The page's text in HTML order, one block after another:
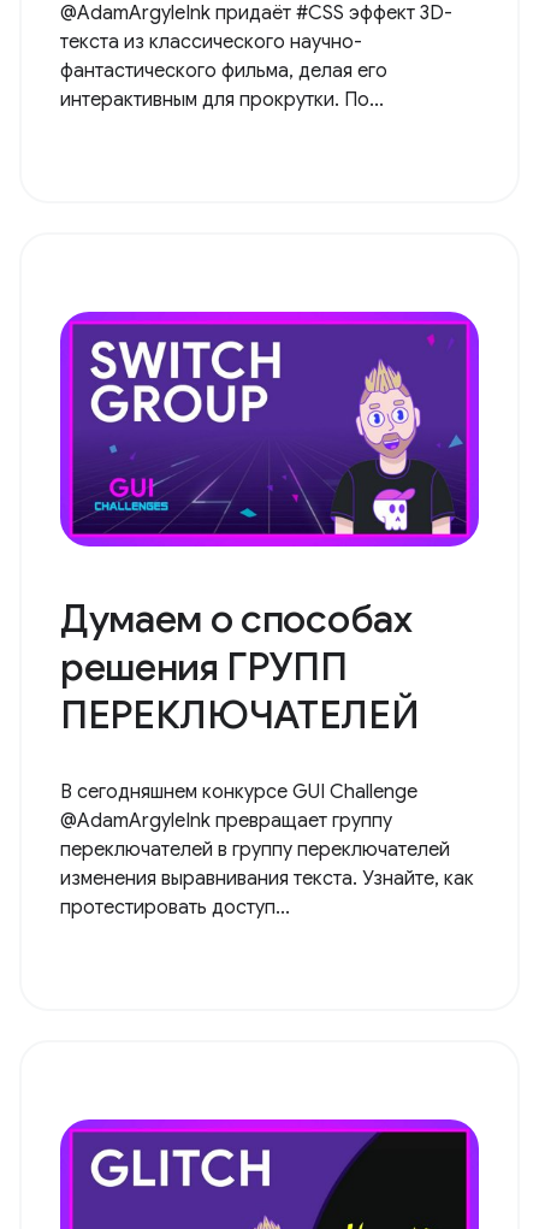
@AdamArgyleInk придаёт #CSS эффект 3D-
текста из классического научно-
фантастического фильма, делая его
интерактивным для прокрутки. По...
Думаем о способах
решения ГРУПП
ПЕРЕКЛЮЧАТЕЛЕЙ
В сегодняшнем конкурсе GUI Challenge
@AdamArgyleInk превращает группу
переключателей в группу переключателей
изменения выравнивания текста. Узнайте, как
протестировать доступ...